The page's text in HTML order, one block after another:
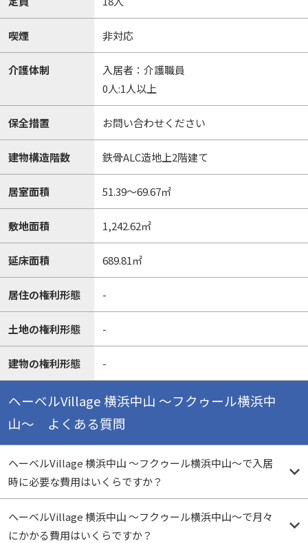
喫煙 非対応
介護体制
入居者：介護職員
0人:1人以上
保全措置 お問い合わせください
建物構造階数 鉄骨ALC造地上2階建て
居室面積 51.39～69.67㎡
敷地面積 1,242.62㎡
延床面積 689.81㎡
居住の権利形態 -
土地の権利形態 -
建物の権利形態 -
ヘーベルVillage 横浜中山 〜フクゥール横浜中
山〜 よくある質問
ヘーベルVillage 横浜中山 〜フクゥール横浜中山〜で入居
時に必要な費用はいくらですか？
ヘーベルVillage 横浜中山 〜フクゥール横浜中山〜で月々
にかかる費用はいくらですか？